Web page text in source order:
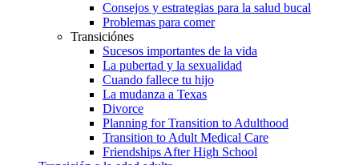
Consejos y estrategias para la salud bucal
Problemas para comer
Transiciónes
Sucesos importantes de la vida
La pubertad y la sexualidad
Cuando fallece tu hijo
La mudanza a Texas
Divorce
Planning for Transition to Adulthood
Transition to Adult Medical Care
Friendships After High School